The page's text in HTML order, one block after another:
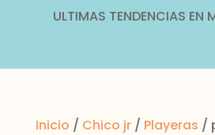
ULTIMAS TENDENCIAS EN
Inicio / Chico jr/ Playeras /